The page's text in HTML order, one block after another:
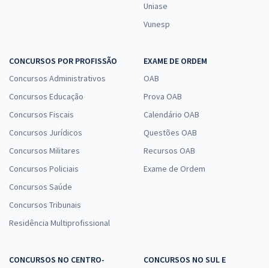
Uniase
Vunesp
CONCURSOS POR PROFISSÃO
Concursos Administrativos
Concursos Educação
Concursos Fiscais
Concursos Jurídicos
Concursos Militares
Concursos Policiais
Concursos Saúde
Concursos Tribunais
Residência Multiprofissional
EXAME DE ORDEM
OAB
Prova OAB
Calendário OAB
Questões OAB
Recursos OAB
Exame de Ordem
CONCURSOS NO CENTRO-
CONCURSOS NO SUL E